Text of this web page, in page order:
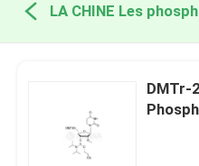
LA CHINE Les
DMTr-